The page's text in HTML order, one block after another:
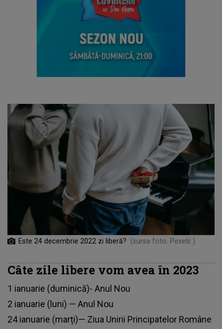
Este 24 decembrie 2022 zi liberă? (sursa foto: Pexels )
Câte zile libere vom avea în 2023
1 ianuarie (duminică)- Anul Nou
2 ianuarie (luni) — Anul Nou
24 ianuarie (marți)— Ziua Unirii Principatelor Române